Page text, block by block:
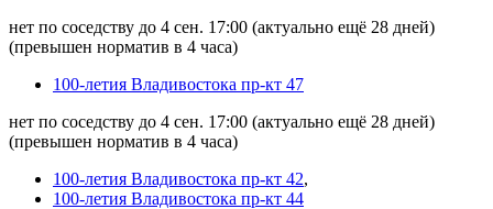
нет по соседству до 4 сен. 17:00 (актуально ещё 28 дней)
(превышен норматив в 4 часа)
100-летия Владивостока пр-кт 47
нет по соседству до 4 сен. 17:00 (актуально ещё 28 дней)
(превышен норматив в 4 часа)
100-летия Владивостока пр-кт 42,
100-летия Владивостока пр-кт 44